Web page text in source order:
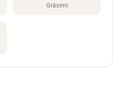
Grăsimi